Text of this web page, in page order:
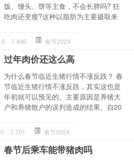
饭、馒头、饼等主食，不会长胖吗? 狂
吃肉还变瘦?这种以脂肪为主要摄取来
0 496 春节2024
过年肉价还这么高
为什么春节临近生猪行情不涨反跌？ 春
节临近生猪行情不涨反跌，其实这也是
年初就可以预见的。主要原因是养猪大
户和养猪散户的误判造成的结果。自20
0 701 春节2024
春节后乘车能带猪肉吗